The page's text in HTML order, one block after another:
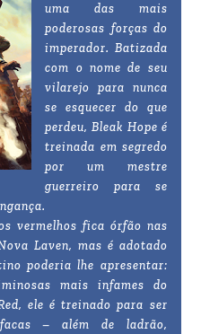
uma das mais
poderosas forças do
imperador. Batizada
com o nome de seu
vilarejo para nunca
se esquecer do que
perdeu, Bleak Hope é
treinada em segredo
por um mestre
guerreiro para se
vermelhos fica órfão nas
Laven, mas é adotado
poderia lhe apresentar:
mais infames do
ele é treinado para ser
– além de ladrão,